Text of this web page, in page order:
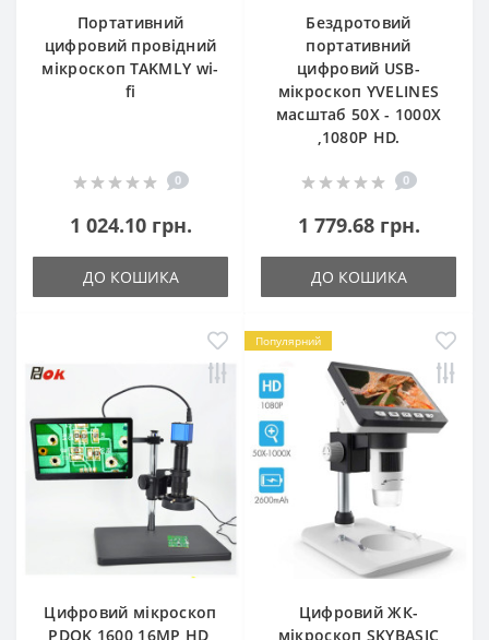
Портативний
цифровий провідний
мікроскоп TAKMLY wi-
fi
0
1 024.10 грн.
ДО КОШИКА
Бездротовий
портативний
цифровий USB-
мікроскоп YVELINES
масштаб 50X - 1000X
,1080P HD.
0
1 779.68 грн.
ДО КОШИКА
Цифровий мікроскоп
PDOK 1600 16MP HD,
Популярний
Цифровий ЖК-
мікроскоп SKYBASIC